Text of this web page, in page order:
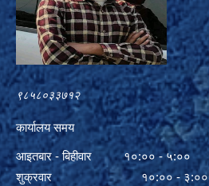
९८५८०३३७१२
कार्यालय समय
आइतबार - बिहीवार १०:०० - ५:००
शुक्रवार १०:०० - ३:००